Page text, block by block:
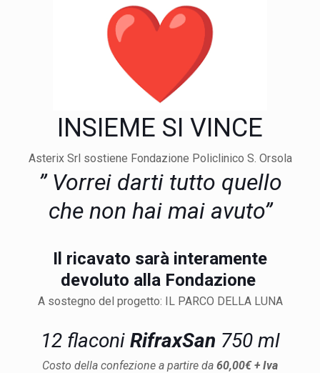
INSIEME SI VINCE
Asterix Srl sostiene Fondazione Policlinico S. Orsola
” Vorrei darti tutto quello
che non hai mai avuto”
Il ricavato sarà interamente
devoluto alla Fondazione
A sostegno del progetto: IL PARCO DELLA LUNA
12 flaconi RifraxSan 750 ml
Costo della confezione a partire da 60,00€ + Iva